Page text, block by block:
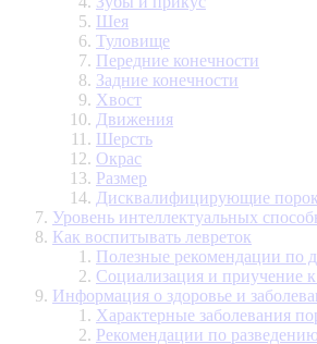
Шея
Туловище
Передние конечности
Задние конечности
Хвост
Движения
Шерсть
Окрас
Размер
Дисквалифицирующие
Уровень интеллектуальных
Как воспитывать левреток
Полезные рекомендации по
Социализация и приучение
Информация о здоровье и
Характерные заболевания
Рекомендации по